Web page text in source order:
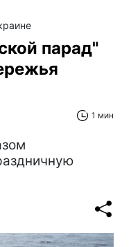
парад"
1 мин